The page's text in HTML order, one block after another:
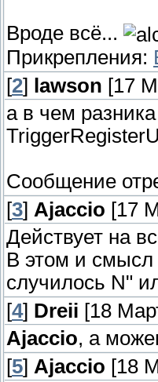
Вроде всё...
Прикрепления:
[2] lawson [17
а в чем разника
Сообщение
[3] Ajaccio [17
Действует на
В этом и смысл
случилось N"
[4] Dreii [18
Ajaccio, а
[5] Ajaccio [18